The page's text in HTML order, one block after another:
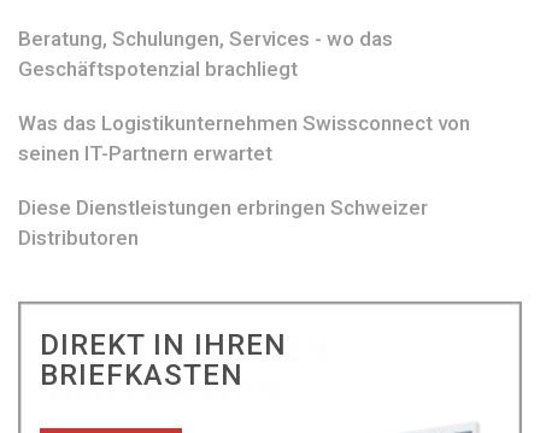
Beratung, Schulungen, Services - wo das
Geschäftspotenzial brachliegt
Was das Logistikunternehmen Swissconnect von
seinen IT-Partnern erwartet
Diese Dienstleistungen erbringen Schweizer
Distributoren
DIREKT IN IHREN
BRIEFKASTEN